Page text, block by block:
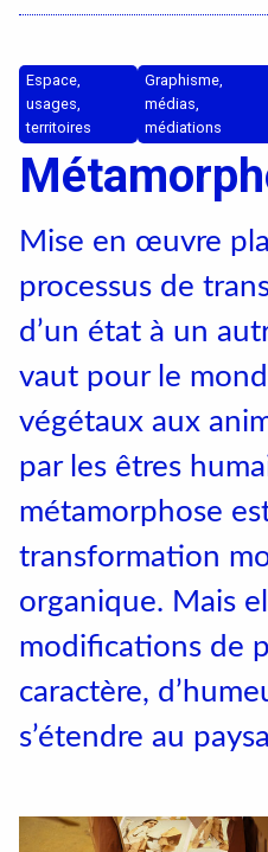
Textile, territoires,
Catalogue de cours
International
Erasmus
Accueil des étrangers
Partir à l’étranger
Diplômes
Conventions et
Universités
Écoles
Espace,
usages,
territoires
Graphisme,
médias,
médiations
Mise en œuvre
processus de
d’un état à un
vaut pour le
végétaux aux
par les êtres
métamorphose
transformation
organique. Mais
modifications de
caractère,
s’étendre au